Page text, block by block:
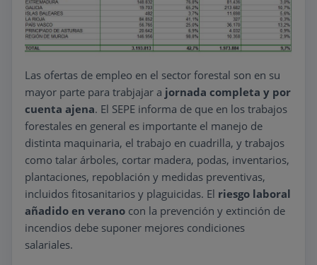
Las ofertas de empleo en el sector forestal son en su
mayor parte para trabjajar a jornada completa y por
cuenta ajena. El SEPE informa de que en los trabajos
forestales en general es importante el manejo de
distinta maquinaria, el trabajo en cuadrilla, y trabajos
como talar árboles, cortar madera, podas, inventarios,
plantaciones, repoblación y medidas preventivas,
incluidos fitosanitarios y plaguicidas. El riesgo laboral
añadido en verano con la prevención y extinción de
incendios debe suponer mejores condiciones
salariales.